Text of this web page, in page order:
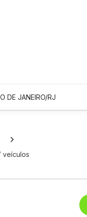
DE JANEIRO/RJ
veículos